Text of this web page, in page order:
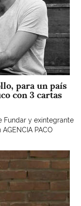
para un país
con 3 cartas
Fundar y exintegrante
PACO